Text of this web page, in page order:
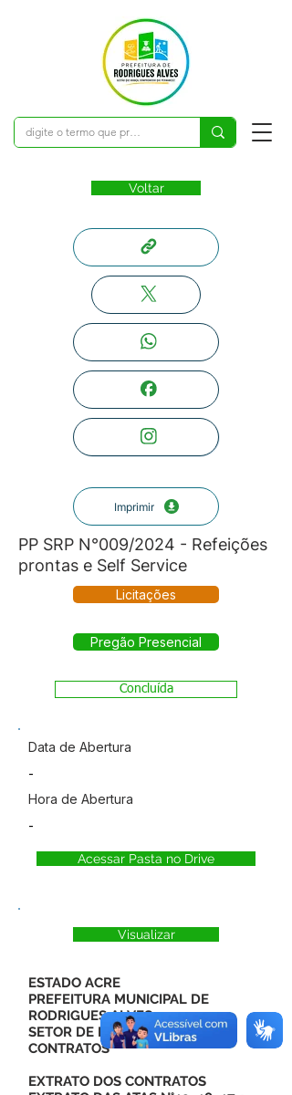
Voltar
Imprimir
PP SRP N°009/2024 - Refeições
prontas e Self Service
Licitações
Pregão Presencial
Concluída
Data de Abertura
-
Hora de Abertura
-
Acessar Pasta no Drive
Visualizar
ESTADO ACRE
PREFEITURA MUNICIPAL DE
RODRIGUES ALVES
SETOR DE LICITAÇÕES E
CONTRATOS
EXTRATO DOS CONTRATOS